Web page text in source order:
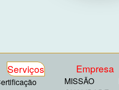
Serviços Empresa
MISSÃO